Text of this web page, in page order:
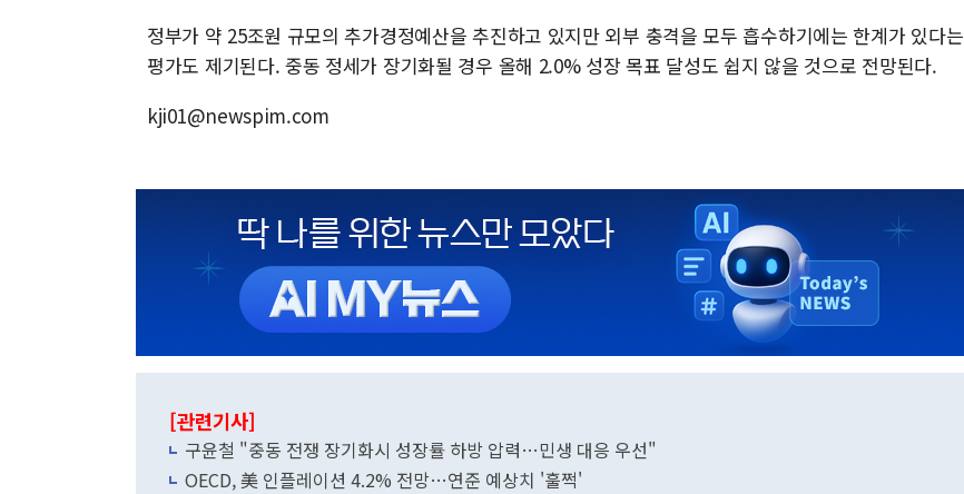
정부가 약 25조원 규모의 추가경정예산을 추진하고 있지만 외부 충격을 모두 흡수하기에는 한계가 있다는
평가도 제기된다. 중동 정세가 장기화될 경우 올해 2.0% 성장 목표 달성도 쉽지 않을 것으로 전망된다.
kji01@newspim.com
[관련기사]
구윤철 "중동 전쟁 장기화시 성장률 하방 압력…민생 대응 우선"
OECD, 美 인플레이션 4.2% 전망…연준 예상치 '훌쩍'